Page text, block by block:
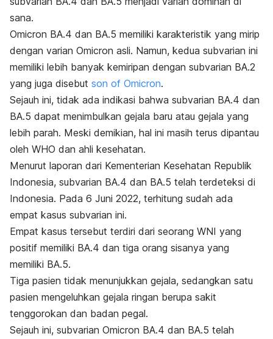
sana.
Omicron BA.4 dan BA.5 memiliki karakteristik yang mirip
dengan varian Omicron asli. Namun, kedua subvarian ini
memiliki lebih banyak kemiripan dengan subvarian BA.2
yang juga disebut son of Omicron.
Sejauh ini, tidak ada indikasi bahwa subvarian BA.4 dan
BA.5 dapat menimbulkan gejala baru atau gejala yang
lebih parah. Meski demikian, hal ini masih terus dipantau
oleh WHO dan ahli kesehatan.
Menurut laporan dari Kementerian Kesehatan Republik
Indonesia, subvarian BA.4 dan BA.5 telah terdeteksi di
Indonesia. Pada 6 Juni 2022, terhitung sudah ada
empat kasus subvarian ini.
Empat kasus tersebut terdiri dari seorang WNI yang
positif memiliki BA.4 dan tiga orang sisanya yang
memiliki BA.5.
Tiga pasien tidak menunjukkan gejala, sedangkan satu
pasien mengeluhkan gejala ringan berupa sakit
tenggorokan dan badan pegal.
Sejauh ini, subvarian Omicron BA.4 dan BA.5 telah